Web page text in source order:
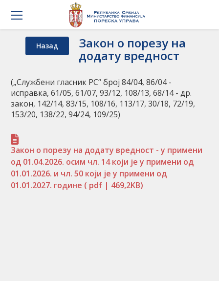
Назад Закон о порезу на
додату вредност
(„Службени гласник РС“ број 84/04, 86/04 -
исправка, 61/05, 61/07, 93/12, 108/13, 68/14 - др.
закон, 142/14, 83/15, 108/16, 113/17, 30/18, 72/19,
153/20, 138/22, 94/24, 109/25)
Закон о порезу на додату вредност - у примени
од 01.04.2026. осим чл. 14 који је у примени од
01.01.2026. и чл. 50 који је у примени од
01.01.2027. године ( pdf | 469,2KB)